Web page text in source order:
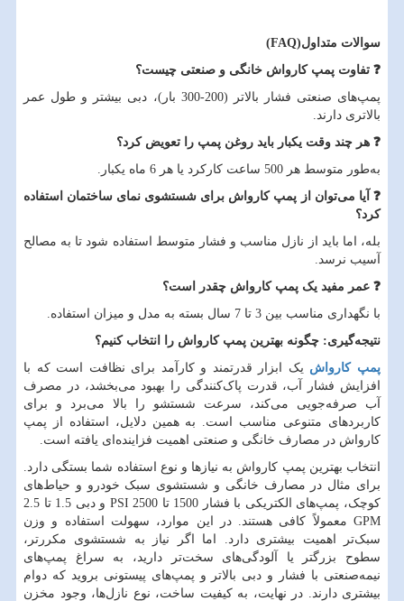
سوالات متداول(FAQ)
❓ تفاوت پمپ کارواش خانگی و صنعتی چیست؟
پمپ‌های صنعتی فشار بالاتر (200-300 بار)، دبی بیشتر و طول عمر
بالاتری دارند.
❓ هر چند وقت یکبار باید روغن پمپ را تعویض کرد؟
به‌طور متوسط هر 500 ساعت کارکرد یا هر 6 ماه یکبار.
❓ آیا می‌توان از پمپ کارواش برای شستشوی نمای ساختمان استفاده
کرد؟
بله، اما باید از نازل مناسب و فشار متوسط استفاده شود تا به مصالح
آسیب نرسد.
❓ عمر مفید یک پمپ کارواش چقدر است؟
با نگهداری مناسب بین 3 تا 7 سال بسته به مدل و میزان استفاده.
نتیجه‌گیری: چگونه بهترین پمپ کارواش را انتخاب کنیم؟
پمپ کارواش یک ابزار قدرتمند و کارآمد برای نظافت است که با
افزایش فشار آب، قدرت پاک‌کنندگی را بهبود می‌بخشد، در مصرف
آب صرفه‌جویی می‌کند، سرعت شستشو را بالا می‌برد و برای
کاربردهای متنوعی مناسب است. به همین دلایل، استفاده از پمپ
کارواش در مصارف خانگی و صنعتی اهمیت فزاینده‌ای یافته است.
انتخاب بهترین پمپ کارواش به نیازها و نوع استفاده شما بستگی دارد.
برای مثال در مصارف خانگی و شستشوی سبک خودرو و حیاط‌های
کوچک، پمپ‌های الکتریکی با فشار 1500 تا 2500
PSI و دبی 1.5 تا 2.5
GPM معمولاً کافی هستند. در این موارد، سهولت استفاده و وزن
سبک‌تر اهمیت بیشتری دارد. اما اگر نیاز به شستشوی مکررتر،
سطوح بزرگتر یا آلودگی‌های سخت‌تر دارید، به سراغ پمپ‌های
نیمه‌صنعتی با فشار و دبی بالاتر و پمپ‌های پیستونی بروید که دوام
بیشتری دارند. در نهایت، به کیفیت ساخت، نوع نازل‌ها، وجود مخزن